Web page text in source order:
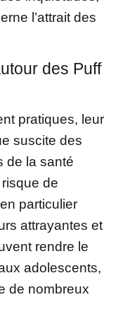
l’attrait des
des Puff
pratiques, leur
suscite des
de la santé
de
particulier
attrayantes et
rendre le
adolescents,
de nombreux